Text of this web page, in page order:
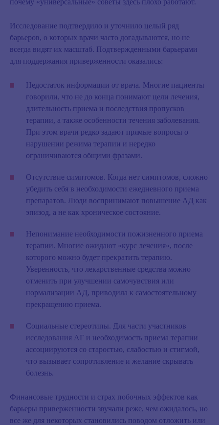
почему «универсальные» советы здесь плохо работают.
Исследование подтвердило и уточнило целый ряд
барьеров, о которых врачи часто догадываются, но не
всегда видят их масштаб. Подтвержденными барьерами
для поддержания приверженности оказались:
Недостаток информации от врача. Многие пациенты
говорили, что не до конца понимают цели лечения,
длительность приема и последствия пропусков
терапии, а также особенности течения заболевания.
При этом врачи редко задают прямые вопросы о
нарушении режима терапии и нередко
ограничиваются общими фразами.
Отсутствие симптомов. Когда нет симптомов, сложно
убедить себя в необходимости ежедневного приема
препаратов. Люди воспринимают повышение АД как
эпизод, а не как хроническое состояние.
Непонимание необходимости пожизненного приема
терапии. Многие ожидают «курс лечения», после
которого можно будет прекратить терапию.
Уверенность, что лекарственные средства можно
отменить при улучшении самочувствия или
нормализации АД, приводила к самостоятельному
прекращению приема.
Социальные стереотипы. Для части участников
исследования АГ и необходимость приема терапии
ассоциируются со старостью, слабостью и стигмой,
что вызывает сопротивление и желание скрывать
болезнь.
Финансовые трудности и страх побочных эффектов как
барьеры приверженности звучали реже, чем ожидалось, но
все же для некоторых становились поводом отложить или